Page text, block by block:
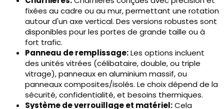
fixées au cadre ou au mur, permettant une rotation
autour d'un axe vertical. Des versions robustes sont
disponibles pour les portes de grande taille ou à
fort trafic.
Panneau de remplissage:Les options incluent
des unités vitrées (célibataire, double, ou triple
vitrage), panneaux en aluminium massif, ou
panneaux composites/isolés. Le choix dépend de la
sécurité, confidentialité, et besoins thermiques.
Système de verrouillage et matériel:Cela